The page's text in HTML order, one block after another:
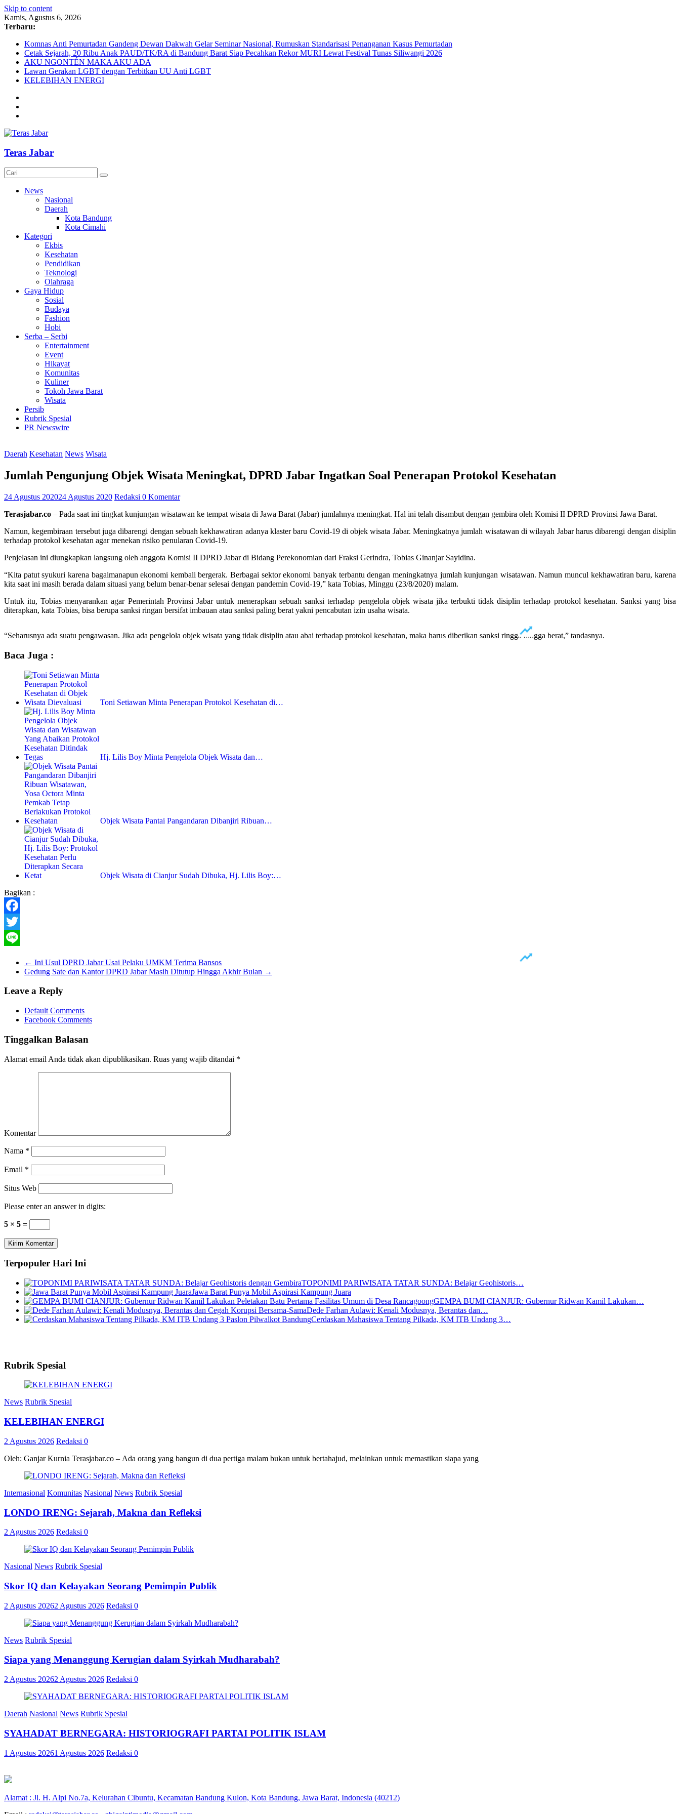
Skip to content
Kamis, Agustus 6, 2026
Terbaru:
Komnas Anti Pemurtadan Gandeng Dewan Dakwah Gelar Seminar Nasional, Rumuskan Standarisasi Penanganan Kasus Pemurtadan
Cetak Sejarah, 20 Ribu Anak PAUD/TK/RA di Bandung Barat Siap Pecahkan Rekor MURI Lewat Festival Tunas Siliwangi 2026
AKU NGONTÉN MAKA AKU ADA
Lawan Gerakan LGBT dengan Terbitkan UU Anti LGBT
KELEBIHAN ENERGI
Teras Jabar
News
Nasional
Daerah
Kota Bandung
Kota Cimahi
Kategori
Ekbis
Kesehatan
Pendidikan
Teknologi
Olahraga
Gaya Hidup
Sosial
Budaya
Fashion
Hobi
Serba – Serbi
Entertainment
Event
Hikayat
Komunitas
Kuliner
Tokoh Jawa Barat
Wisata
Persib
Rubrik Spesial
PR Newswire
Daerah Kesehatan News Wisata
Jumlah Pengunjung Objek Wisata Meningkat, DPRD Jabar Ingatkan Soal Penerapan Protokol Kesehatan
24 Agustus 202024 Agustus 2020 Redaksi 0 Komentar
Terasjabar.co – Pada saat ini tingkat kunjungan wisatawan ke tempat wisata di Jawa Barat (Jabar) jumlahnya meningkat. Hal ini telah disambut dengan gembira oleh Komisi II DPRD Provinsi Jawa Barat.
Namun, kegembiraan tersebut juga dibarengi dengan sebuah kekhawatiran adanya klaster baru Covid-19 di objek wisata Jabar. Meningkatnya jumlah wisatawan di wilayah Jabar harus dibarengi dengan disiplin
terhadap protokol kesehatan agar menekan risiko penularan Covid-19.
Penjelasan ini diungkapkan langsung oleh anggota Komisi II DPRD Jabar di Bidang Perekonomian dari Fraksi Gerindra, Tobias Ginanjar Sayidina.
“Kita patut syukuri karena bagaimanapun ekonomi kembali bergerak. Berbagai sektor ekonomi banyak terbantu dengan meningkatnya jumlah kunjungan wisatawan. Namun muncul kekhawatiran baru, karena
kita saat ini masih berada dalam situasi yang belum benar-benar selesai dengan pandemin Covid-19,” kata Tobias, Minggu (23/8/2020) malam.
Untuk itu, Tobias menyarankan agar Pemerintah Provinsi Jabar untuk menerapkan sebuah sanksi terhadap pengelola objek wisata jika terbukti tidak disiplin terhadap protokol kesehatan. Sanksi yang bisa
diterapkan, kata Tobias, bisa berupa sanksi ringan bersifat imbauan atau sanksi paling berat yakni pencabutan izin usaha wisata.
“Seharusnya ada suatu pengawasan. Jika ada pengelola objek wisata yang tidak disiplin atau abai terhadap protokol kesehatan, maka harus diberikan sanksi ringga hingga berat,” tandasnya.
Baca Juga :
Toni Setiawan Minta Penerapan Protokol Kesehatan di…
Hj. Lilis Boy Minta Pengelola Objek Wisata dan…
Objek Wisata Pantai Pangandaran Dibanjiri Ribuan…
Objek Wisata di Cianjur Sudah Dibuka, Hj. Lilis Boy:…
Bagikan :
Facebook
Twitter
← Ini Usul DPRD Jabar Usai Pelaku UMKM Terima Bansos
Gedung Sate dan Kantor DPRD Jabar Masih Ditutup Hingga Akhir Bulan →
Leave a Reply
Default Comments
Facebook Comments
Tinggalkan Balasan
Alamat email Anda tidak akan dipublikasikan. Ruas yang wajib ditandai *
Komentar
Nama *
Email *
Situs Web
Please enter an answer in digits:
5 × 5 =
Terpopuler Hari Ini
TOPONIMI PARIWISATA TATAR SUNDA: Belajar Geohistoris…
Jawa Barat Punya Mobil Aspirasi Kampung Juara
GEMPA BUMI CIANJUR: Gubernur Ridwan Kamil Lakukan…
Dede Farhan Aulawi: Kenali Modusnya, Berantas dan…
Cerdaskan Mahasiswa Tentang Pilkada, KM ITB Undang 3…
Rubrik Spesial
News Rubrik Spesial
KELEBIHAN ENERGI
2 Agustus 2026 Redaksi 0
Oleh: Ganjar Kurnia Terasjabar.co – Ada orang yang bangun di dua pertiga malam bukan untuk bertahajud, melainkan untuk memastikan siapa yang
Internasional Komunitas Nasional News Rubrik Spesial
LONDO IRENG: Sejarah, Makna dan Refleksi
2 Agustus 2026 Redaksi 0
Nasional News Rubrik Spesial
Skor IQ dan Kelayakan Seorang Pemimpin Publik
2 Agustus 20262 Agustus 2026 Redaksi 0
News Rubrik Spesial
Siapa yang Menanggung Kerugian dalam Syirkah Mudharabah?
2 Agustus 20262 Agustus 2026 Redaksi 0
Daerah Nasional News Rubrik Spesial
SYAHADAT BERNEGARA: HISTORIOGRAFI PARTAI POLITIK ISLAM
1 Agustus 20261 Agustus 2026 Redaksi 0
Alamat : Jl. H. Alpi No.7a, Kelurahan Cibuntu, Kecamatan Bandung Kulon, Kota Bandung, Jawa Barat, Indonesia (40212)